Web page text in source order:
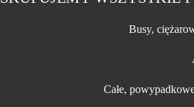
Busy,
Całe,